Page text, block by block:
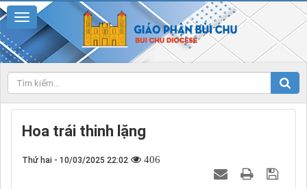
Hoa trái thinh lặng
Thứ hai - 10/03/2025 22:02 406